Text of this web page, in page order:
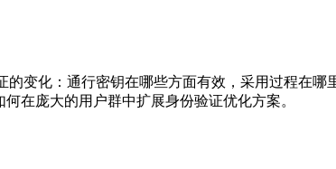
的变化：通行密钥在哪些方面有效，采用过程在
在庞大的用户群中扩展身份验证优化方案。